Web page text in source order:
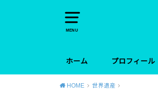
MENU
ホーム プロフィール
HOME 世界遺産